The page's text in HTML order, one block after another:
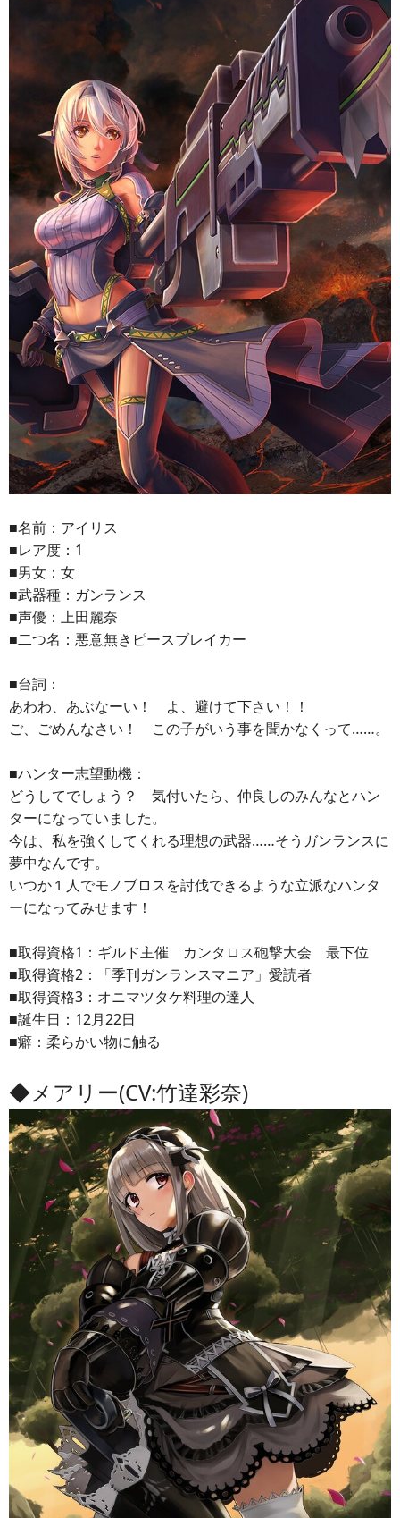
■名前：アイリス
■レア度：1
■男女：女
■武器種：ガンランス
■声優：上田麗奈
■二つ名：悪意無きピースブレイカー
■台詞：
あわわ、あぶなーい！ よ、避けて下さい！！
ご、ごめんなさい！ この子がいう事を聞かなくって……。
■ハンター志望動機：
どうしてでしょう？ 気付いたら、仲良しのみんなとハン
ターになっていました。
今は、私を強くしてくれる理想の武器……そうガンランスに
夢中なんです。
いつか１人でモノブロスを討伐できるような立派なハンタ
ーになってみせます！
■取得資格1：ギルド主催 カンタロス砲撃大会 最下位
■取得資格2：「季刊ガンランスマニア」愛読者
■取得資格3：オニマツタケ料理の達人
■誕生日：12月22日
■癖：柔らかい物に触る
◆メアリー(CV:竹達彩奈)